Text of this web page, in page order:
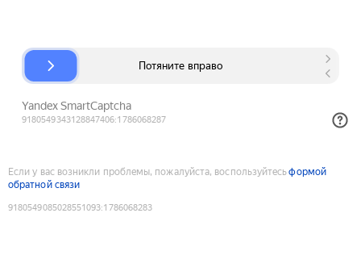
Если у вас возникли проблемы, пожалуйста, воспользуйтесьформой
обратной связи
9180549085028551093:1786068283